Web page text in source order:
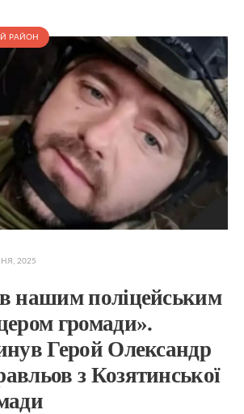
РАЙОН
2025
нашим поліцейським
громади».
Герой Олександр
з Козятинської